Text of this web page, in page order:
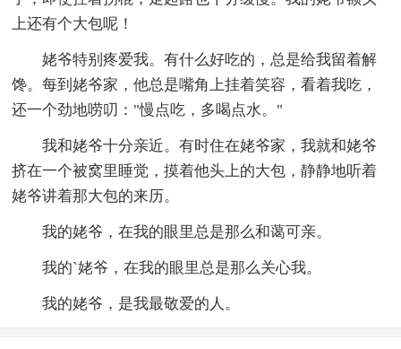
上还有个大包呢！
姥爷特别疼爱我。有什么好吃的，总是给我留着解
馋。每到姥爷家，他总是嘴角上挂着笑容，看着我吃，
还一个劲地唠叨："慢点吃，多喝点水。"
我和姥爷十分亲近。有时住在姥爷家，我就和姥爷
挤在一个被窝里睡觉，摸着他头上的大包，静静地听着
姥爷讲着那大包的来历。
我的姥爷，在我的眼里总是那么和蔼可亲。
我的`姥爷，在我的眼里总是那么关心我。
我的姥爷，是我最敬爱的人。